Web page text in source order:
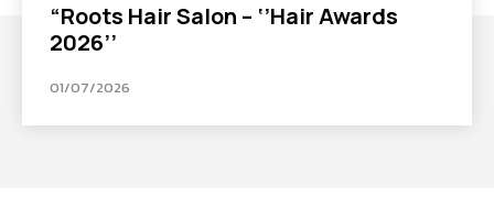
“Roots Hair Salon – ‘’Hair Awards
2026’’
01/07/2026